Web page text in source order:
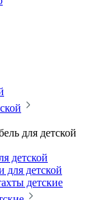
для детской
детской
детской
детские